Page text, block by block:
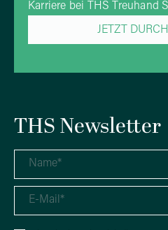
Karriere bei THS Treuhand
JETZT
THS Newsletter